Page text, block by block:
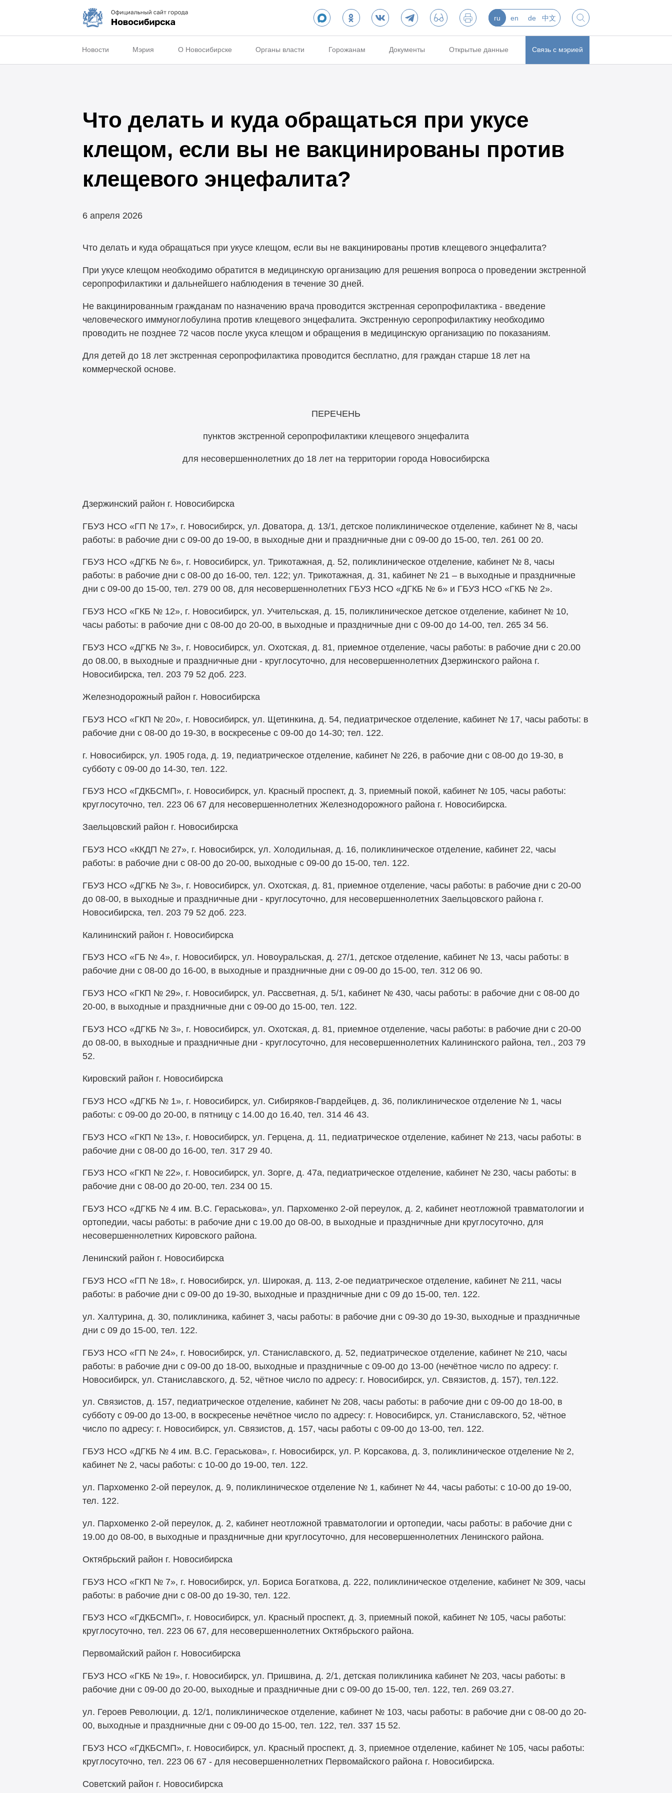
ru en de 中文
Новости Мэрия О Новосибирске Органы власти Горожанам Документы Открытые данные Связь с мэрией
Что делать и куда обращаться при укусе
клещом, если вы не вакцинированы против
клещевого энцефалита?
6 апреля 2026
Что делать и куда обращаться при укусе клещом, если вы не вакцинированы против клещевого энцефалита?
При укусе клещом необходимо обратится в медицинскую организацию для решения вопроса о проведении экстренной
серопрофилактики и дальнейшего наблюдения в течение 30 дней.
Не вакцинированным гражданам по назначению врача проводится экстренная серопрофилактика - введение
человеческого иммуноглобулина против клещевого энцефалита. Экстренную серопрофилактику необходимо
проводить не позднее 72 часов после укуса клещом и обращения в медицинскую организацию по показаниям.
Для детей до 18 лет экстренная серопрофилактика проводится бесплатно, для граждан старше 18 лет на
коммерческой основе.
ПЕРЕЧЕНЬ
пунктов экстренной серопрофилактики клещевого энцефалита
для несовершеннолетних до 18 лет на территории города Новосибирска
Дзержинский район г. Новосибирска
ГБУЗ НСО «ГП № 17», г. Новосибирск, ул. Доватора, д. 13/1, детское поликлиническое отделение, кабинет № 8, часы
работы: в рабочие дни с 09-00 до 19-00, в выходные дни и праздничные дни с 09-00 до 15-00, тел. 261 00 20.
ГБУЗ НСО «ДГКБ № 6», г. Новосибирск, ул. Трикотажная, д. 52, поликлиническое отделение, кабинет № 8, часы
работы: в рабочие дни с 08-00 до 16-00, тел. 122; ул. Трикотажная, д. 31, кабинет № 21 – в выходные и праздничные
дни с 09-00 до 15-00, тел. 279 00 08, для несовершеннолетних ГБУЗ НСО «ДГКБ № 6» и ГБУЗ НСО «ГКБ № 2».
ГБУЗ НСО «ГКБ № 12», г. Новосибирск, ул. Учительская, д. 15, поликлиническое детское отделение, кабинет № 10,
часы работы: в рабочие дни с 08-00 до 20-00, в выходные и праздничные дни с 09-00 до 14-00, тел. 265 34 56.
ГБУЗ НСО «ДГКБ № 3», г. Новосибирск, ул. Охотская, д. 81, приемное отделение, часы работы: в рабочие дни с 20.00
до 08.00, в выходные и праздничные дни - круглосуточно, для несовершеннолетних Дзержинского района г.
Новосибирска, тел. 203 79 52 доб. 223.
Железнодорожный район г. Новосибирска
ГБУЗ НСО «ГКП № 20», г. Новосибирск, ул. Щетинкина, д. 54, педиатрическое отделение, кабинет № 17, часы работы: в
рабочие дни с 08-00 до 19-30, в воскресенье с 09-00 до 14-30; тел. 122.
г. Новосибирск, ул. 1905 года, д. 19, педиатрическое отделение, кабинет № 226, в рабочие дни с 08-00 до 19-30, в
субботу с 09-00 до 14-30, тел. 122.
ГБУЗ НСО «ГДКБСМП», г. Новосибирск, ул. Красный проспект, д. 3, приемный покой, кабинет № 105, часы работы:
круглосуточно, тел. 223 06 67 для несовершеннолетних Железнодорожного района г. Новосибирска.
Заельцовский район г. Новосибирска
ГБУЗ НСО «ККДП № 27», г. Новосибирск, ул. Холодильная, д. 16, поликлиническое отделение, кабинет 22, часы
работы: в рабочие дни с 08-00 до 20-00, выходные с 09-00 до 15-00, тел. 122.
ГБУЗ НСО «ДГКБ № 3», г. Новосибирск, ул. Охотская, д. 81, приемное отделение, часы работы: в рабочие дни с 20-00
до 08-00, в выходные и праздничные дни - круглосуточно, для несовершеннолетних Заельцовского района г.
Новосибирска, тел. 203 79 52 доб. 223.
Калининский район г. Новосибирска
ГБУЗ НСО «ГБ № 4», г. Новосибирск, ул. Новоуральская, д. 27/1, детское отделение, кабинет № 13, часы работы: в
рабочие дни с 08-00 до 16-00, в выходные и праздничные дни с 09-00 до 15-00, тел. 312 06 90.
ГБУЗ НСО «ГКП № 29», г. Новосибирск, ул. Рассветная, д. 5/1, кабинет № 430, часы работы: в рабочие дни с 08-00 до
20-00, в выходные и праздничные дни с 09-00 до 15-00, тел. 122.
ГБУЗ НСО «ДГКБ № 3», г. Новосибирск, ул. Охотская, д. 81, приемное отделение, часы работы: в рабочие дни с 20-00
до 08-00, в выходные и праздничные дни - круглосуточно, для несовершеннолетних Калининского района, тел., 203 79
52.
Кировский район г. Новосибирска
ГБУЗ НСО «ДГКБ № 1», г. Новосибирск, ул. Сибиряков-Гвардейцев, д. 36, поликлиническое отделение № 1, часы
работы: с 09-00 до 20-00, в пятницу с 14.00 до 16.40, тел. 314 46 43.
ГБУЗ НСО «ГКП № 13», г. Новосибирск, ул. Герцена, д. 11, педиатрическое отделение, кабинет № 213, часы работы: в
рабочие дни с 08-00 до 16-00, тел. 317 29 40.
ГБУЗ НСО «ГКП № 22», г. Новосибирск, ул. Зорге, д. 47а, педиатрическое отделение, кабинет № 230, часы работы: в
рабочие дни с 08-00 до 20-00, тел. 234 00 15.
ГБУЗ НСО «ДГКБ № 4 им. В.С. Гераськова», ул. Пархоменко 2-ой переулок, д. 2, кабинет неотложной травматологии и
ортопедии, часы работы: в рабочие дни с 19.00 до 08-00, в выходные и праздничные дни круглосуточно, для
несовершеннолетних Кировского района.
Ленинский район г. Новосибирска
ГБУЗ НСО «ГП № 18», г. Новосибирск, ул. Широкая, д. 113, 2-ое педиатрическое отделение, кабинет № 211, часы
работы: в рабочие дни с 09-00 до 19-30, выходные и праздничные дни с 09 до 15-00, тел. 122.
ул. Халтурина, д. 30, поликлиника, кабинет 3, часы работы: в рабочие дни с 09-30 до 19-30, выходные и праздничные
дни с 09 до 15-00, тел. 122.
ГБУЗ НСО «ГП № 24», г. Новосибирск, ул. Станиславского, д. 52, педиатрическое отделение, кабинет № 210, часы
работы: в рабочие дни с 09-00 до 18-00, выходные и праздничные с 09-00 до 13-00 (нечётное число по адресу: г.
Новосибирск, ул. Станиславского, д. 52, чётное число по адресу: г. Новосибирск, ул. Связистов, д. 157), тел.122.
ул. Связистов, д. 157, педиатрическое отделение, кабинет № 208, часы работы: в рабочие дни с 09-00 до 18-00, в
субботу с 09-00 до 13-00, в воскресенье нечётное число по адресу: г. Новосибирск, ул. Станиславского, 52, чётное
число по адресу: г. Новосибирск, ул. Связистов, д. 157, часы работы с 09-00 до 13-00, тел. 122.
ГБУЗ НСО «ДГКБ № 4 им. В.С. Гераськова», г. Новосибирск, ул. Р. Корсакова, д. 3, поликлиническое отделение № 2,
кабинет № 2, часы работы: с 10-00 до 19-00, тел. 122.
ул. Пархоменко 2-ой переулок, д. 9, поликлиническое отделение № 1, кабинет № 44, часы работы: с 10-00 до 19-00,
тел. 122.
ул. Пархоменко 2-ой переулок, д. 2, кабинет неотложной травматологии и ортопедии, часы работы: в рабочие дни с
19.00 до 08-00, в выходные и праздничные дни круглосуточно, для несовершеннолетних Ленинского района.
Октябрьский район г. Новосибирска
ГБУЗ НСО «ГКП № 7», г. Новосибирск, ул. Бориса Богаткова, д. 222, поликлиническое отделение, кабинет № 309, часы
работы: в рабочие дни с 08-00 до 19-30, тел. 122.
ГБУЗ НСО «ГДКБСМП», г. Новосибирск, ул. Красный проспект, д. 3, приемный покой, кабинет № 105, часы работы:
круглосуточно, тел. 223 06 67, для несовершеннолетних Октябрьского района.
Первомайский район г. Новосибирска
ГБУЗ НСО «ГКБ № 19», г. Новосибирск, ул. Пришвина, д. 2/1, детская поликлиника кабинет № 203, часы работы: в
рабочие дни с 09-00 до 20-00, выходные и праздничные дни с 09-00 до 15-00, тел. 122, тел. 269 03.27.
ул. Героев Революции, д. 12/1, поликлиническое отделение, кабинет № 103, часы работы: в рабочие дни с 08-00 до 20-
00, выходные и праздничные дни с 09-00 до 15-00, тел. 122, тел. 337 15 52.
ГБУЗ НСО «ГДКБСМП», г. Новосибирск, ул. Красный проспект, д. 3, приемное отделение, кабинет № 105, часы работы:
круглосуточно, тел. 223 06 67 - для несовершеннолетних Первомайского района г. Новосибирска.
Советский район г. Новосибирска